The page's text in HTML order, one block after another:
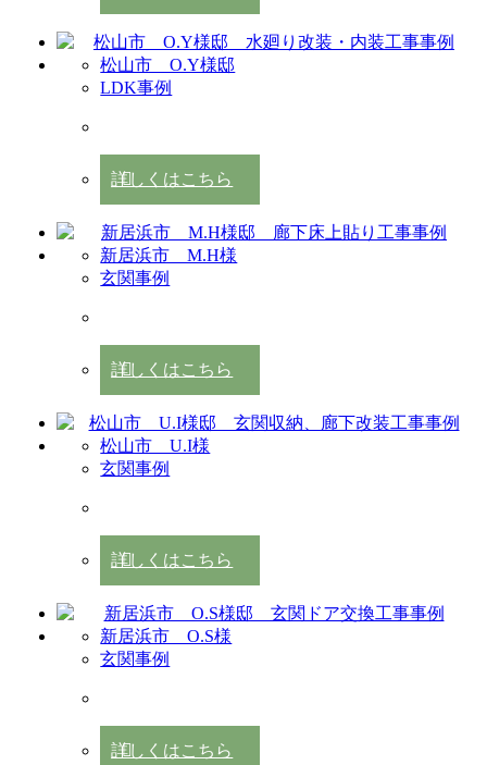
松山市 O.Y様邸
LDK事例
詳しくはこちら
新居浜市 M.H様
玄関事例
詳しくはこちら
松山市 U.I様
玄関事例
詳しくはこちら
新居浜市 O.S様
玄関事例
詳しくはこちら